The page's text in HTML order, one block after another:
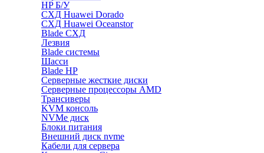
HP Б/У
СХД Huawei Dorado
СХД Huawei Oceanstor
Blade СХД
Лезвия
Blade системы
Шасси
Blade HP
Серверные жесткие диски
Серверные процессоры AMD
Трансиверы
KVM консоль
NVMe диск
Блоки питания
Внешний диск nvme
Кабели для сервера